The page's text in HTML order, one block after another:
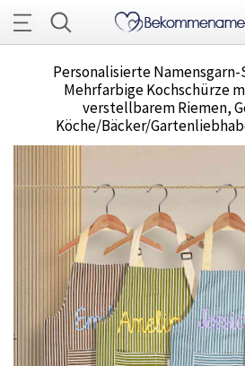
Personalisierte
Mehrfarbige Kochschürze
verstellbarem Riemen,
Köche/Bäcker/